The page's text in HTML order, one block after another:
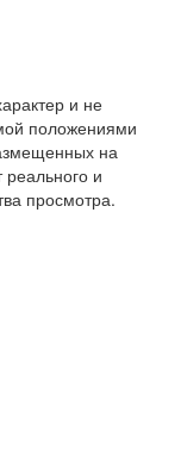
и не
положениями
на
реального и
просмотра.